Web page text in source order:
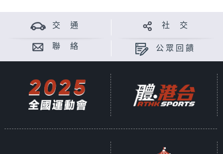
交 通 社 交
聯 絡 公眾回饋